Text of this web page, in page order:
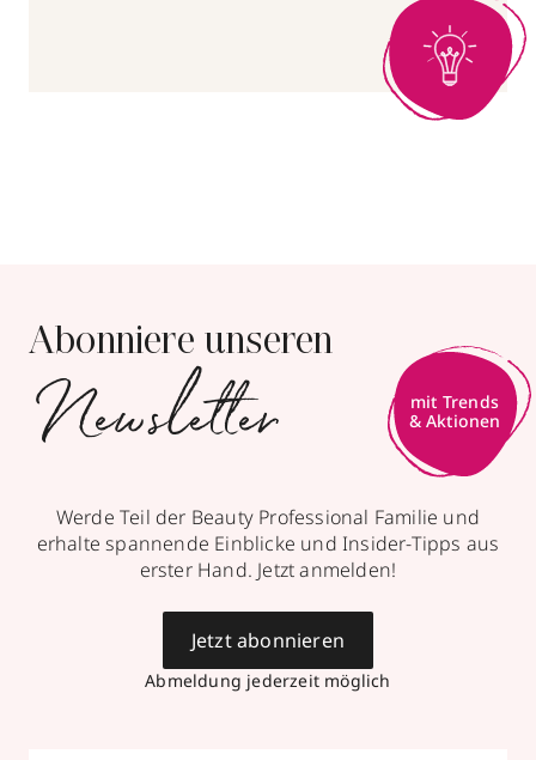
Abonniere unseren
Newsletter
mit Trends
& Aktionen
Werde Teil der Beauty Professional Familie und
erhalte spannende Einblicke und Insider-Tipps aus
erster Hand. Jetzt anmelden!
Abmeldung jederzeit möglich
Jetzt abonnieren